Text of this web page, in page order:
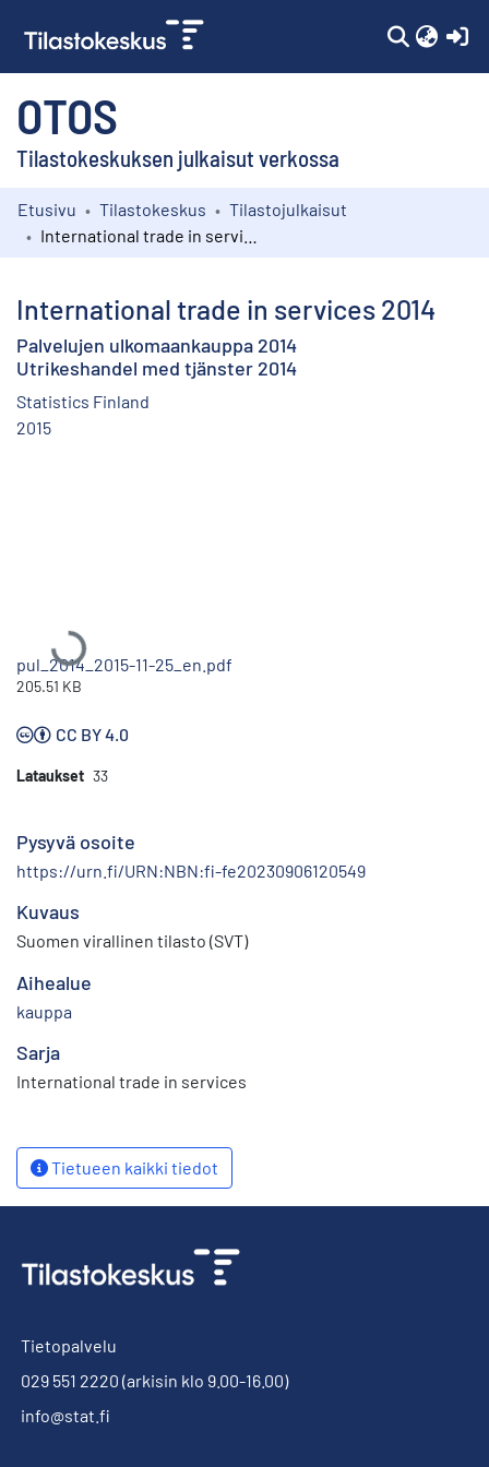
OTOS
Tilastokeskuksen julkaisut verkossa
Kokoelmat
Etusivu Tilastokeskus
Tilastojulkaisut
International trade in services 2014
Palvelujen ulkomaankauppa 2014
Utrikeshandel med tjänster 2014
Statistics Finland
2015
Ladataan...
pul_2014_2015-11-25_en.pdf
205.51 KB
CC BY 4.0
Lataukset 33
Pysyvä osoite
https://urn.fi/URN:NBN:fi-fe20230906120549
Kuvaus
Suomen virallinen tilasto (SVT)
Aihealue
kauppa
Sarja
International trade in services
Tietueen kaikki tiedot
Tietopalvelu
029 551 2220 (arkisin klo 9.00-16.00)
info@stat.fi